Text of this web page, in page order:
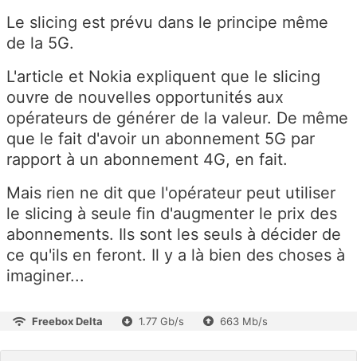
Le slicing est prévu dans le principe même
de la 5G.
L'article et Nokia expliquent que le slicing
ouvre de nouvelles opportunités aux
opérateurs de générer de la valeur. De même
que le fait d'avoir un abonnement 5G par
rapport à un abonnement 4G, en fait.
Mais rien ne dit que l'opérateur peut utiliser
le slicing à seule fin d'augmenter le prix des
abonnements. Ils sont les seuls à décider de
ce qu'ils en feront. Il y a là bien des choses à
imaginer...
Freebox Delta 1.77 Gb/s 663 Mb/s